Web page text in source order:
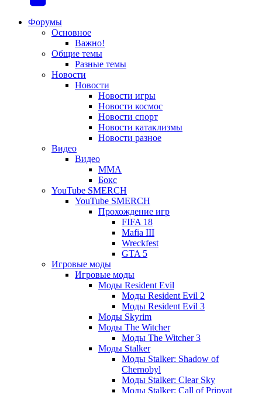
вкладке)
новой
вкладке)
новой
вкладке)
Форумы
Основное
Важно!
Общие темы
Разные темы
Новости
Новости
Новости игры
Новости космос
Новости спорт
Новости катаклизмы
Новости разное
Видео
Видео
ММА
Бокс
YouTube SMERCH
YouTube SMERCH
Прохождение игр
FIFA 18
Mafia III
Wreckfest
GTA 5
Игровые моды
Игровые моды
Моды Resident Evil
Моды Resident Evil 2
Моды Resident Evil 3
Моды Skyrim
Моды The Witcher
Моды The Witcher 3
Моды Stalker
Моды Stalker: Shadow of
Chernobyl
Моды Stalker: Clear Sky
Моды Stalker: Call of Pripyat